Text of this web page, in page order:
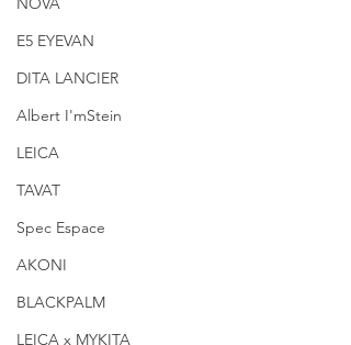
E5 EYEVAN
DITA LANCIER
Albert I'mStein
LEICA
TAVAT
Spec Espace
AKONI
BLACKPALM
LEICA x MYKITA